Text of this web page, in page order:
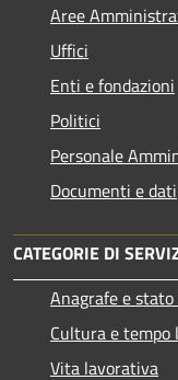
Aree
Uffici
Enti e fondazioni
Politici
Personale
Documenti e dati
CATEGORIE DI
Anagrafe e
Cultura e tempo
Vita lavorativa